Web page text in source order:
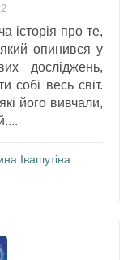
історія про те,
опинився у
досліджень,
собі весь світ.
його вивчали,
Івашутіна